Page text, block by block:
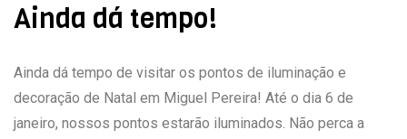
Ainda dá tempo!
Ainda dá tempo de visitar os pontos de iluminação e
decoração de Natal em Miguel Pereira! Até o dia 6 de
janeiro, nossos pontos estarão iluminados. Não perca a